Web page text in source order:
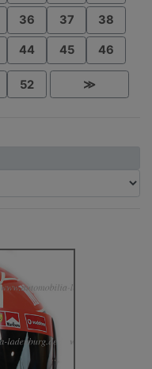
36 37 38
44 45 46
52 ≫